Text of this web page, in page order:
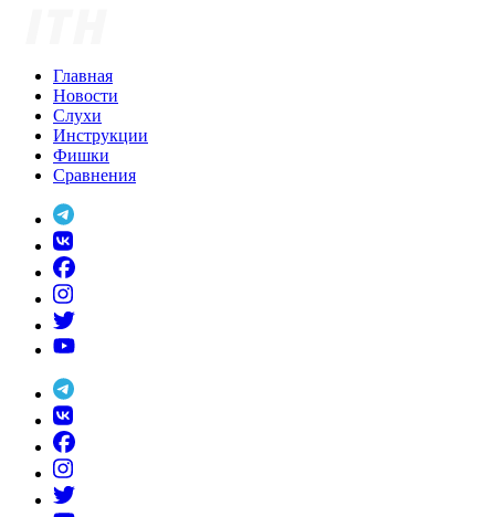
Главная
Новости
Слухи
Инструкции
Фишки
Сравнения